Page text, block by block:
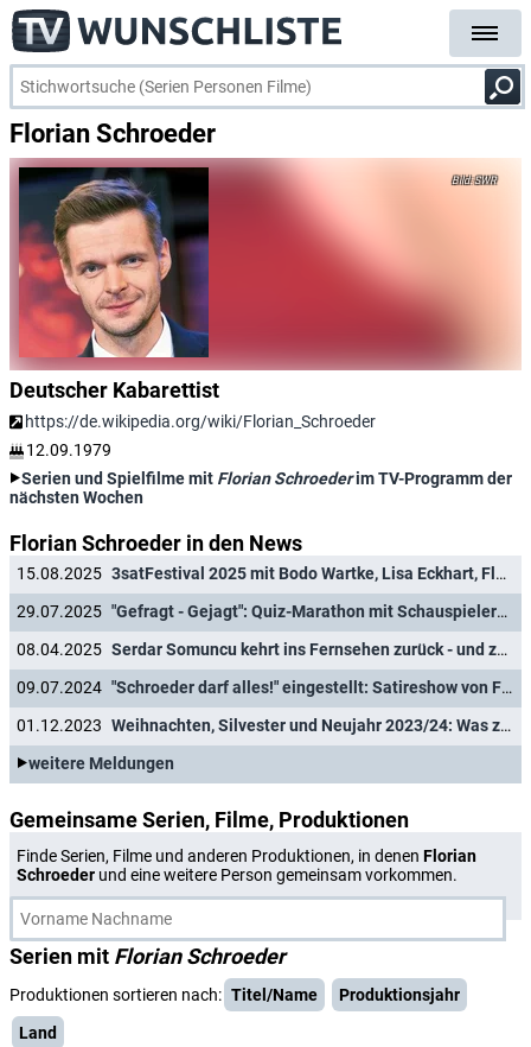
Florian Schroeder
SWR
Deutscher Kabarettist
https://de.wikipedia.org/wiki/Florian_Schroeder
12.09.1979
Serien und Spielfilme mit Florian Schroederim TV-Programm der
nächsten Wochen
Florian Schroeder in den News
15.08.2025
3satFestival 2025 mit Bodo Wartke, Lisa Eckhart, Florian Schroeder und vielen mehr
29.07.2025
"Gefragt - Gejagt": Quiz-Marathon mit Schauspielern aus "Game of Thrones", "Stromberg", "Tatort" und "Tierärztin Dr. Mertens"
08.04.2025
Serdar Somuncu kehrt ins Fernsehen zurück - und zwar schon heute
09.07.2024
"Schroeder darf alles!" eingestellt: Satireshow von Florian Schroeder endet nach einer Staffel
01.12.2023
Weihnachten, Silvester und Neujahr 2023/24: Was zeigen Das Erste und die ARD-Dritten?
weitere Meldungen
Gemeinsame Serien, Filme, Produktionen
Finde Serien, Filme und anderen Produktionen, in denen Florian
Schroeder und eine weitere Person gemeinsam vorkommen.
Serien mit Florian Schroeder
Produktionen sortieren nach: Titel/Name
Produktionsjahr
Land